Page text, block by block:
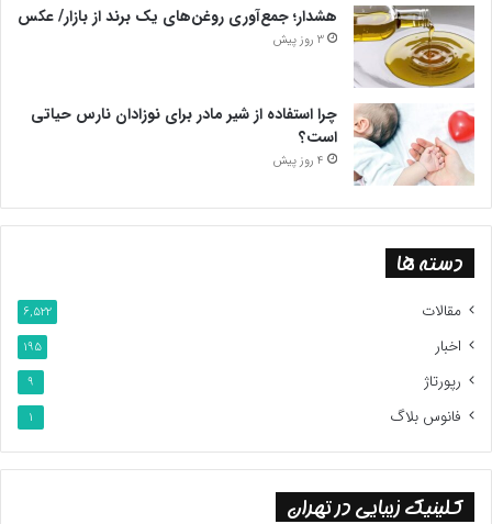
هشدار؛ جمع‌آوری روغن‌های یک برند از بازار/ عکس
3 روز پیش
چرا استفاده از شیر مادر برای نوزادان نارس حیاتی
است؟
4 روز پیش
دسته ها
مقالات 6,522
اخبار 195
رپورتاژ 9
فانوس بلاگ 1
کلینیک زیبایی در تهران